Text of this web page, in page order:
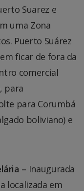
Suarez e
uma Zona
Puerto Suárez
ficar de fora da
comercial
para
para Corumbá
boliviano) e
– Inaugurada
localizada em